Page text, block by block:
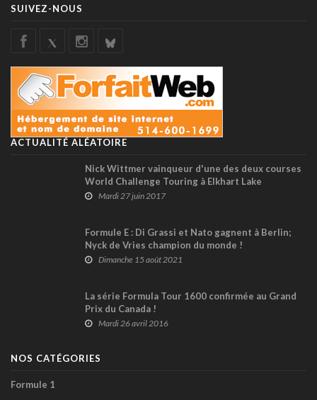
SUIVEZ-NOUS
ACTUALITÉ ALÉATOIRE
Nick Wittmer vainqueur d'une des deux courses
World Challenge Touring à Elkhart Lake
Mardi 27 juin 2017
Formule E : Di Grassi et Nato gagnent à Berlin;
Nyck de Vries champion du monde !
Dimanche 15 août 2021
La série Formula Tour 1600 confirmée au Grand
Prix du Canada !
Mardi 26 avril 2016
NOS CATÉGORIES
Formule 1